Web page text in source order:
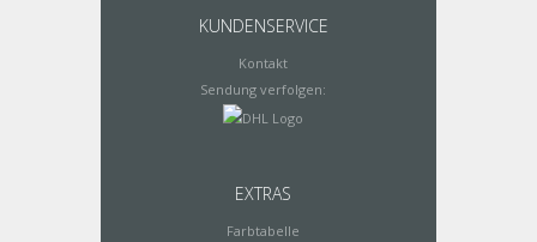
KUNDENSERVICE
Kontakt
Sendung verfolgen:
EXTRAS
Farbtabelle